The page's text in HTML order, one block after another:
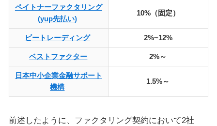
ペイトナーファクタリング
(yup先払い)
10%（固定）
ビートレーディング 2%~12%
ベストファクター 2%～
日本中小企業金融サポート
機構
1.5%～
前述したように、ファクタリング契約において2社